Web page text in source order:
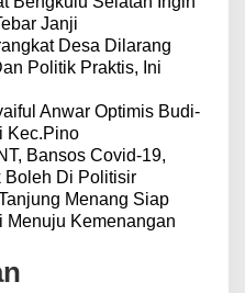
Janji
Desa Dilarang
Politik Praktis, Ini
Anwar Optimis Budi-
Kec.Pino
Bansos Covid-19,
Boleh Di Politisir
Menang Siap
Menuju Kemenangan